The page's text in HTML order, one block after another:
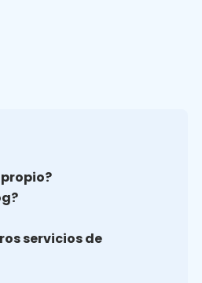
servicios de